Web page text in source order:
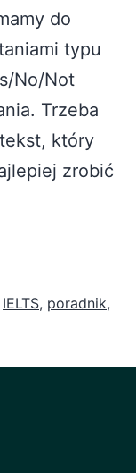
do
typu
No/Not
Trzeba
który
zrobić
IELTS, poradnik,